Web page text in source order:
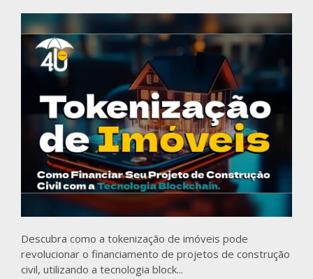
Descubra como a tokenização de imóveis pode
revolucionar o financiamento de projetos de construção
civil, utilizando a tecnologia block...